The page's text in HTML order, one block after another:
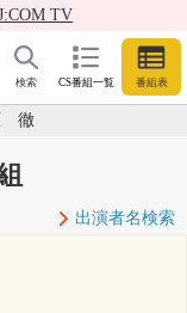
TV
CS番組一覧 番組表
検索
徹
出演者名検索